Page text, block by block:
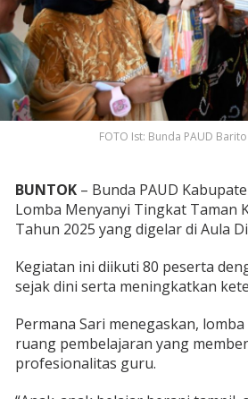
FOTO Ist: Bunda PAUD
BUNTOK– Bunda PAUD
Lomba Menyanyi Tingkat Taman
Tahun 2025 yang digelar di Aula
Kegiatan ini diikuti 80 peserta
sejak dini serta meningkatkan
Permana Sari menegaskan,
ruang pembelajaran yang
profesionalitas guru.